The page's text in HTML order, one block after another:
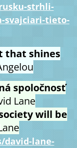
strhli-
svajciari-tieto-
that shines
spoločnosť
Lane
will be
david-lane-